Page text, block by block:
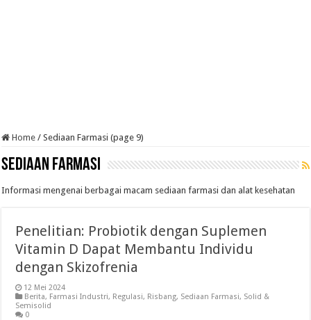
Home / Sediaan Farmasi (page 9)
Sediaan Farmasi
Informasi mengenai berbagai macam sediaan farmasi dan alat kesehatan
Penelitian: Probiotik dengan Suplemen
Vitamin D Dapat Membantu Individu
dengan Skizofrenia
12 Mei 2024
Berita, Farmasi Industri, Regulasi, Risbang, Sediaan Farmasi, Solid &
Semisolid
0